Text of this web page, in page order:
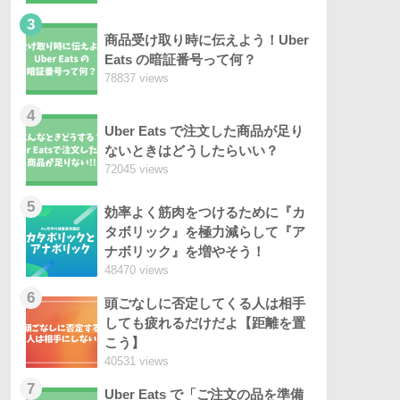
3
商品受け取り時に伝えよう！Uber
Eats の暗証番号って何？
78837 views
4
Uber Eats で注文した商品が足り
ないときはどうしたらいい？
72045 views
5
効率よく筋肉をつけるために『カ
タボリック』を極力減らして『ア
ナボリック』を増やそう！
48470 views
6
頭ごなしに否定してくる人は相手
しても疲れるだけだよ【距離を置
こう】
40531 views
7 Uber Eats で「ご注文の品を準備